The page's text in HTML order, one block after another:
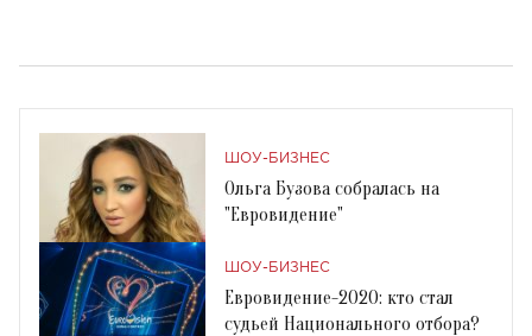
ШОУ-БИЗНЕС
Ольга Бузова собралась на
"Евровидение"
ШОУ-БИЗНЕС
Евровидение-2020: кто стал
судьей Национального отбора?